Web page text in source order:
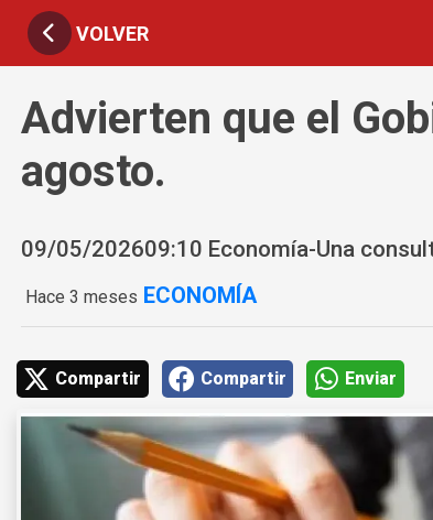
VOLVER
Advierten que el
agosto.
09/05/202609:10 Economía-Una
Hace 3 meses ECONOMÍA
Compartir Compartir Enviar